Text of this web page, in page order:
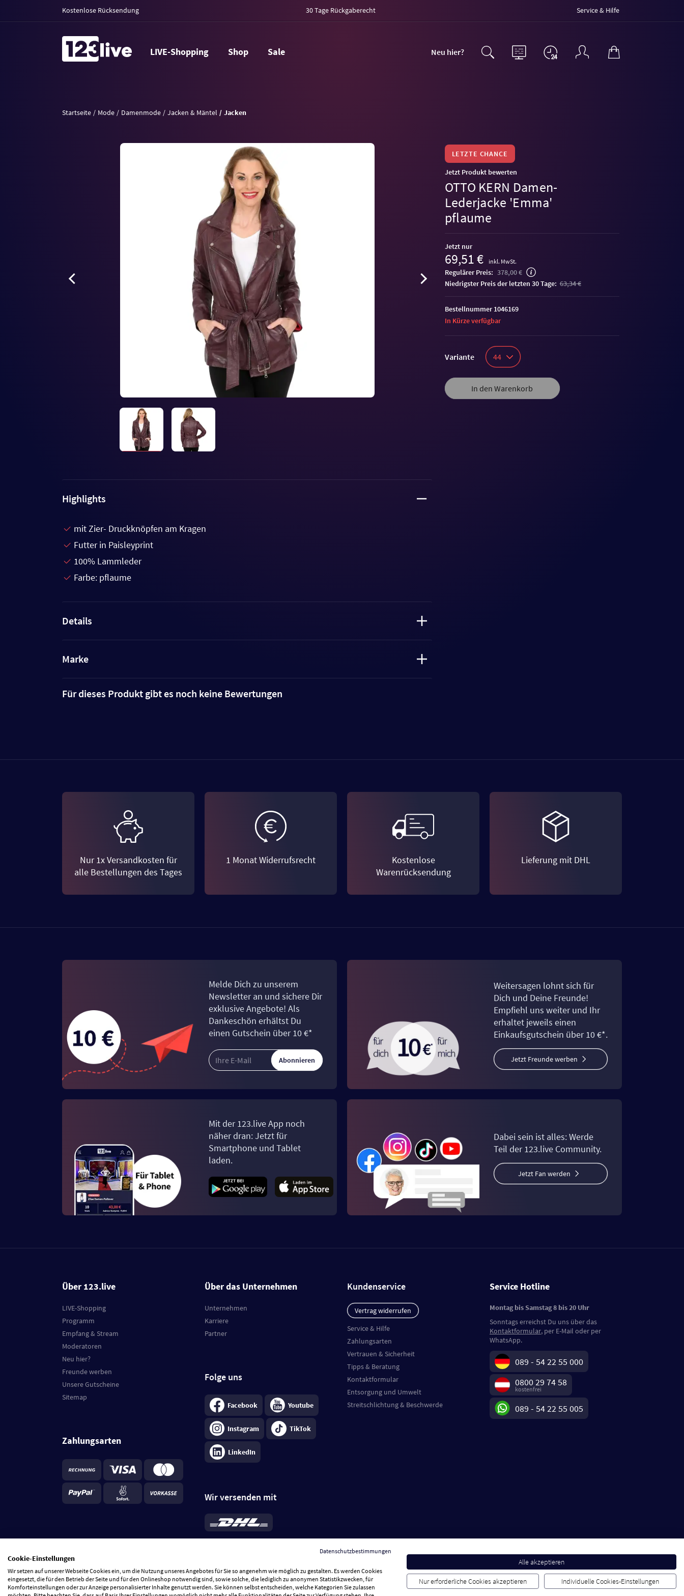
Kostenlose Rücksendung 30 Tage Rückgaberecht Service & Hilfe
LIVE-Shopping Shop Sale Neu hier?
Startseite Mode Damenmode Jacken & Mäntel Jacken
LETZTE CHANCE
Jetzt Produkt bewerten
OTTO KERN Damen-
Lederjacke 'Emma'
pflaume
Jetzt nur
69,51 € inkl. MwSt.
Regulärer Preis: 378,00 €
niedrigster Preis der letzten 30 Tage: 63,34 €
Variante 44
In den Warenkorb
Bestellnummer 1046169
In Kürze verfügbar
Highlights
mit Zier- Druckknöpfen am Kragen
Futter in Paisleyprint
100% Lammleder
Farbe: pflaume
Details
Marke
Für dieses Produkt gibt es noch keine Bewertungen
Nur 1x Versandkosten für
alle Bestellungen des Tages
1 Monat Widerrufsrecht
Kostenlose
Warenrücksendung
Lieferung mit DHL
Melde Dich zu unserem
Newsletter an und sichere Dir
exklusive Angebote! Als
Dankeschön erhältst Du
einen Gutschein über 10 €*
Abonnieren
Weitersagen lohnt sich für
Dich und Deine Freunde!
Empfiehl uns weiter und Ihr
erhaltet jeweils einen
Einkaufsgutschein über 10 €*.
Jetzt Freunde werben
Mit der 123.live App noch
näher dran: Jetzt für
Smartphone und Tablet
laden.
Dabei sein ist alles: Werde
Teil der 123.live Community.
Jetzt Fan werden
Über 123.live
LIVE-Shopping
Programm
Empfang & Stream
Moderatoren
Neu hier?
Freunde werben
Unsere Gutscheine
Sitemap
Zahlungsarten
Über das Unternehmen
Unternehmen
Karriere
Partner
Folge uns
Facebook Youtube
Instagram TikTok
LinkedIn
Wir versenden mit
*Standard 6,95 €; bei Kühlware zzgl. 0,99 €
je Bestellung, insgesamt 7,94 €. Lieferzeit3-
Kundenservice
Vertrag widerrufen
Service & Hilfe
Zahlungsarten
Vertrauen & Sicherheit
Tipps & Beratung
Kontaktformular
Entsorgung und Umwelt
Streitschlichtung & Beschwerde
Service Hotline
Montag bis Samstag 8 bis 20 Uhr
Sonntags erreichst Du uns über das
Kontaktformular, per E-Mail oder per
WhatsApp.
089 - 54 22 55 000
0800 29 74 58
kostenfrei
089 - 54 22 55 005
Datenschutzbestimmungen
Cookie-Einstellungen
Wir setzen auf unserer Webseite Cookies ein, um die Nutzung unseres Angebotes für Sie so angenehm wie möglich zu gestalten. Es werden Cookies
eingesetzt, die für den Betrieb der Seite und für den Onlineshop notwendig sind, sowie solche, die lediglich zu anonymen Statistikzwecken, für
Komforteinstellungen oder zur Anzeige personalisierter Inhalte genutzt werden. Sie können selbst entscheiden, welche Kategorien Sie zulassen
Alle akzeptieren
Nur erforderliche Cookies akzeptieren Individuelle Cookies-Einstellungen